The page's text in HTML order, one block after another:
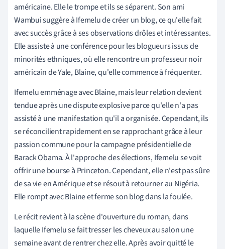
américaine. Elle le trompe et ils se séparent. Son ami
Wambui suggère à Ifemelu de créer un blog, ce qu'elle fait
avec succès grâce à ses observations drôles et intéressantes.
Elle assiste à une conférence pour les blogueurs issus de
minorités ethniques, où elle rencontre un professeur noir
américain de Yale, Blaine, qu'elle commence à fréquenter.
Ifemelu emménage avec Blaine, mais leur relation devient
tendue après une dispute explosive parce qu'elle n'a pas
assisté à une manifestation qu'il a organisée. Cependant, ils
se réconcilient rapidement en se rapprochant grâce à leur
passion commune pour la campagne présidentielle de
Barack Obama. À l'approche des élections, Ifemelu se voit
offrir une bourse à Princeton. Cependant, elle n'est pas sûre
de sa vie en Amérique et se résout à retourner au Nigéria.
Elle rompt avec Blaine et ferme son blog dans la foulée.
Le récit revient à la scène d'ouverture du roman, dans
laquelle Ifemelu se fait tresser les cheveux au salon une
semaine avant de rentrer chez elle. Après avoir quitté le